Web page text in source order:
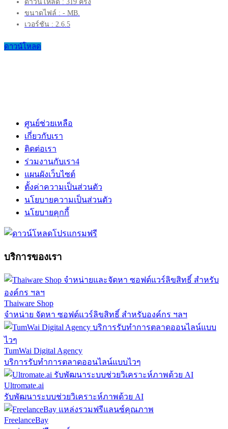
ดาวน์โหลด : 319 ครั้ง
ขนาดไฟล์ : - MB.
เวอร์ชัน : 2.6.5
ดาวน์โหลด
ศูนย์ช่วยเหลือ
เกี่ยวกับเรา
ติดต่อเรา
ร่วมงานกับเรา4
แผนผังเว็บไซต์
ตั้งค่าความเป็นส่วนตัว
นโยบายความเป็นส่วนตัว
นโยบายคุกกี้
บริการของเรา
Thaiware Shop
จำหน่าย จัดหา ซอฟต์แวร์ลิขสิทธิ์ สำหรับองค์กร ฯลฯ
TumWai Digital Agency
บริการรับทำการตลาดออนไลน์แบบไวๆ
Ultromate.ai
รับพัฒนาระบบช่วยวิเคราะห์ภาพด้วย AI
FreelanceBay